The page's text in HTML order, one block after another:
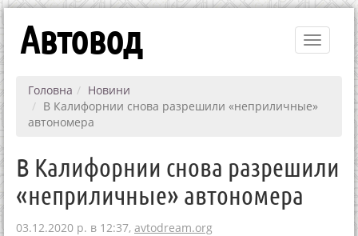
Toggle
Автовод
Головна
Новини
В Калифорнии снова разрешили «неприличные»
автономера
В Калифорнии снова разрешили
«неприличные» автономера
03.12.2020 р. в 12:37, avtodream.org